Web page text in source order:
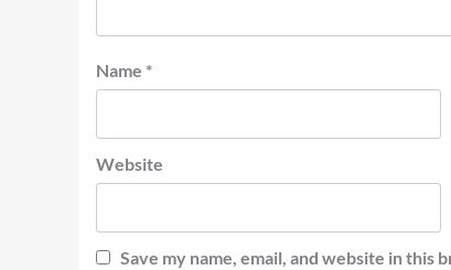
Name *
Website
Save my name, email, and website in